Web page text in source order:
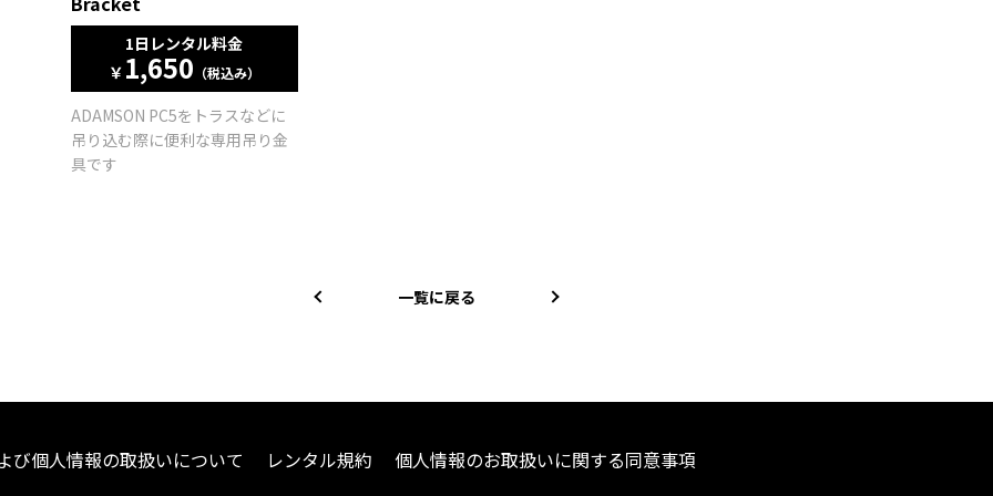
1日レンタル料金
￥ 1,650 （税込み）
ADAMSON PC5をトラスなどに
吊り込む際に便利な専用吊り金
具です
一覧に戻る
び個人情報の取扱いについて レンタル規約 個人情報のお取扱いに関する同意事項